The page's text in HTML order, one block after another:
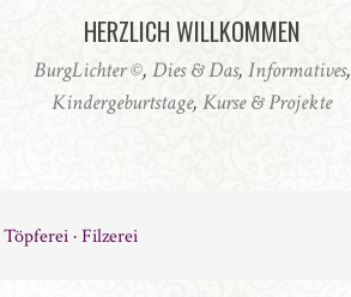
HERZLICH WILLKOMMEN
BurgLichter ©, Dies & Das, Informatives,
Kindergeburtstage, Kurse & Projekte
· Filzerei